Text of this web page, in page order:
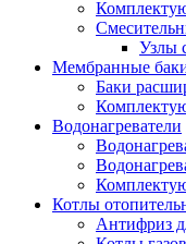
Узлы
Мембранные
Баки
Водонагреватели
Котлы
Антифриз